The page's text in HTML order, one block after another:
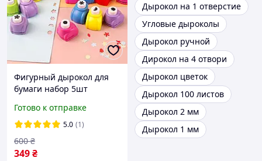
Фигурный дырокол для
бумаги набор 5шт
Готово к отправке
5.0 (1)
349₴
600 ₴
Дырокол на 1 отверстие
Угловые дыроколы
Дырокол ручной
Дирокол на 4 отвори
Дырокол цветок
Дырокол 100 листов
Дырокол 2 мм
Дырокол 1 мм